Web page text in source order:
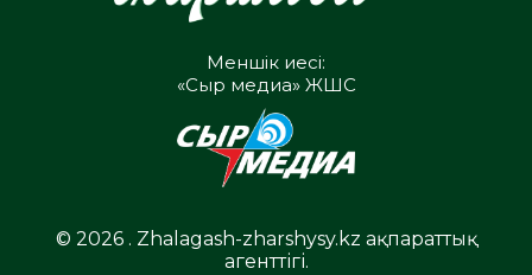
Меншік иесі:
«Сыр медиа» ЖШС
© 2026 . Zhalagash-zharshysy.kz ақпараттық
агенттігі.